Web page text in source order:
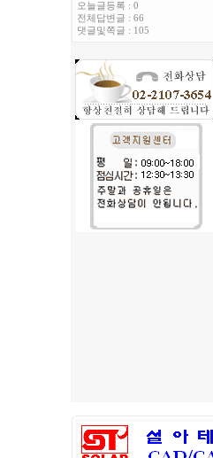
오늘글등록 : 0
전체답변글 : 66
댓글및쪽글 : 105